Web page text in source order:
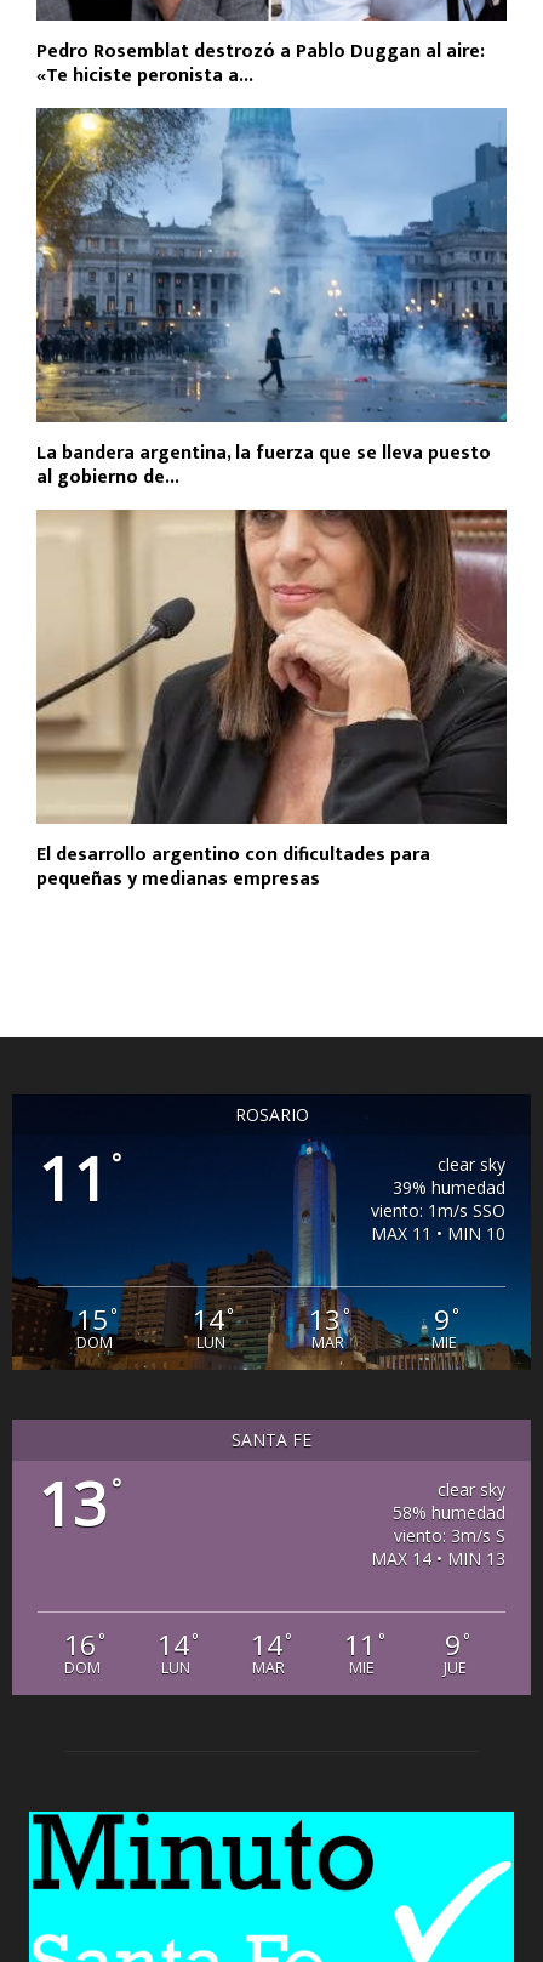
Pedro Rosemblat destrozó a Pablo Duggan al aire:
«Te hiciste peronista a...
La bandera argentina, la fuerza que se lleva puesto
al gobierno de...
El desarrollo argentino con dificultades para
pequeñas y medianas empresas
ROSARIO
11 °
clear sky
39% humedad
viento: 1m/s SSO
MAX 11 • MIN 10
15°
DOM
14°
LUN
13°
MAR
9°
MIE
SANTA FE
13°
clear sky
58% humedad
viento: 3m/s S
MAX 14 • MIN 13
16 °
DOM
14°
LUN
14°
MAR
11 °
MIE
9 °
JUE